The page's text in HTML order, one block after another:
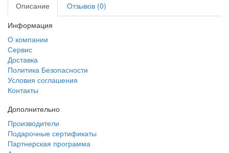
Описание
Отзывов (0)
Информация
О компании
Сервис
Доставка
Политика Безопасности
Условия соглашения
Контакты
Дополнительно
Производители
Подарочные сертификаты
Партнерская программа